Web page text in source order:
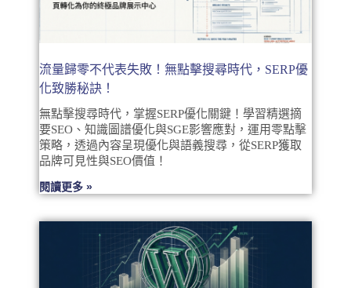
流量歸零不代表失敗！無點擊搜尋時代，SERP優
化致勝秘訣！
無點擊搜尋時代，掌握SERP優化關鍵！學習精選摘
要SEO、知識圖譜優化與SGE影響應對，運用零點擊
策略，透過內容呈現優化與語義搜尋，從SERP獲取
品牌可見性與SEO價值！
閱讀更多 »